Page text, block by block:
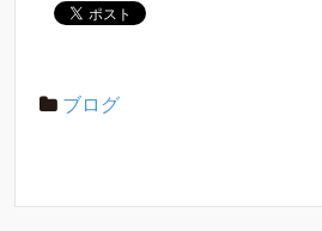
ブログ